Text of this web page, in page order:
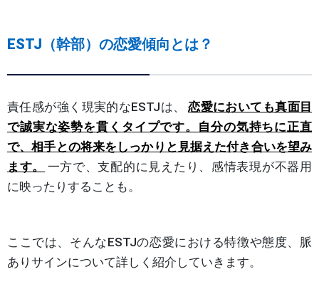
ESTJ（幹部）の恋愛傾向とは？
責任感が強く現実的なESTJは、
恋愛においても真面目
で誠実な姿勢を貫くタイプです。自分の気持ちに正直
で、相手との将来をしっかりと見据えた付き合いを望み
ます。
一方で、支配的に見えたり、感情表現が不器用
に映ったりすることも。
ここでは、そんなESTJの恋愛における特徴や態度、脈
ありサインについて詳しく紹介していきます。